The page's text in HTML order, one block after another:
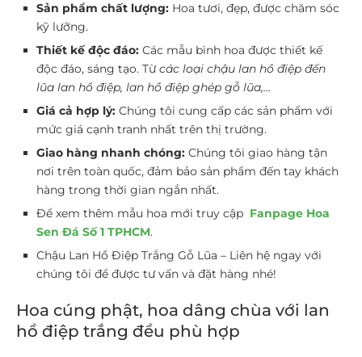
Sản phẩm chất lượng: Hoa tươi, đẹp, được chăm sóc
kỹ lưỡng.
Thiết kế độc đáo: Các mẫu bình hoa được thiết kế
độc đáo, sáng tạo. Từcác loại chậu lan hồ điệp đến
lũa lan hồ điệp, lan hồ điệp ghép gỗ lũa,…
Giá cả hợp lý: Chúng tôi cung cấp các sản phẩm với
mức giá cạnh tranh nhất trên thị trường.
Giao hàng nhanh chóng: Chúng tôi giao hàng tận
nơi trên toàn quốc, đảm bảo sản phẩm đến tay khách
hàng trong thời gian ngắn nhất.
Để xem thêm mẫu hoa mới truy cập Fanpage Hoa
Sen Đá Số 1 TPHCM.
Chậu Lan Hồ Điệp Trắng Gỗ Lũa – Liên hệ ngay với
chúng tôi để được tư vấn và đặt hàng nhé!
Hoa cúng phật, hoa dâng chùa với lan
hồ điệp trắng đều phù hợp